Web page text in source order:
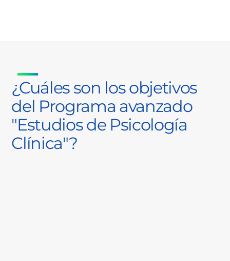
¿Cuáles son los objetivos
del Programa avanzado
"Estudios de Psicología
Clínica"?